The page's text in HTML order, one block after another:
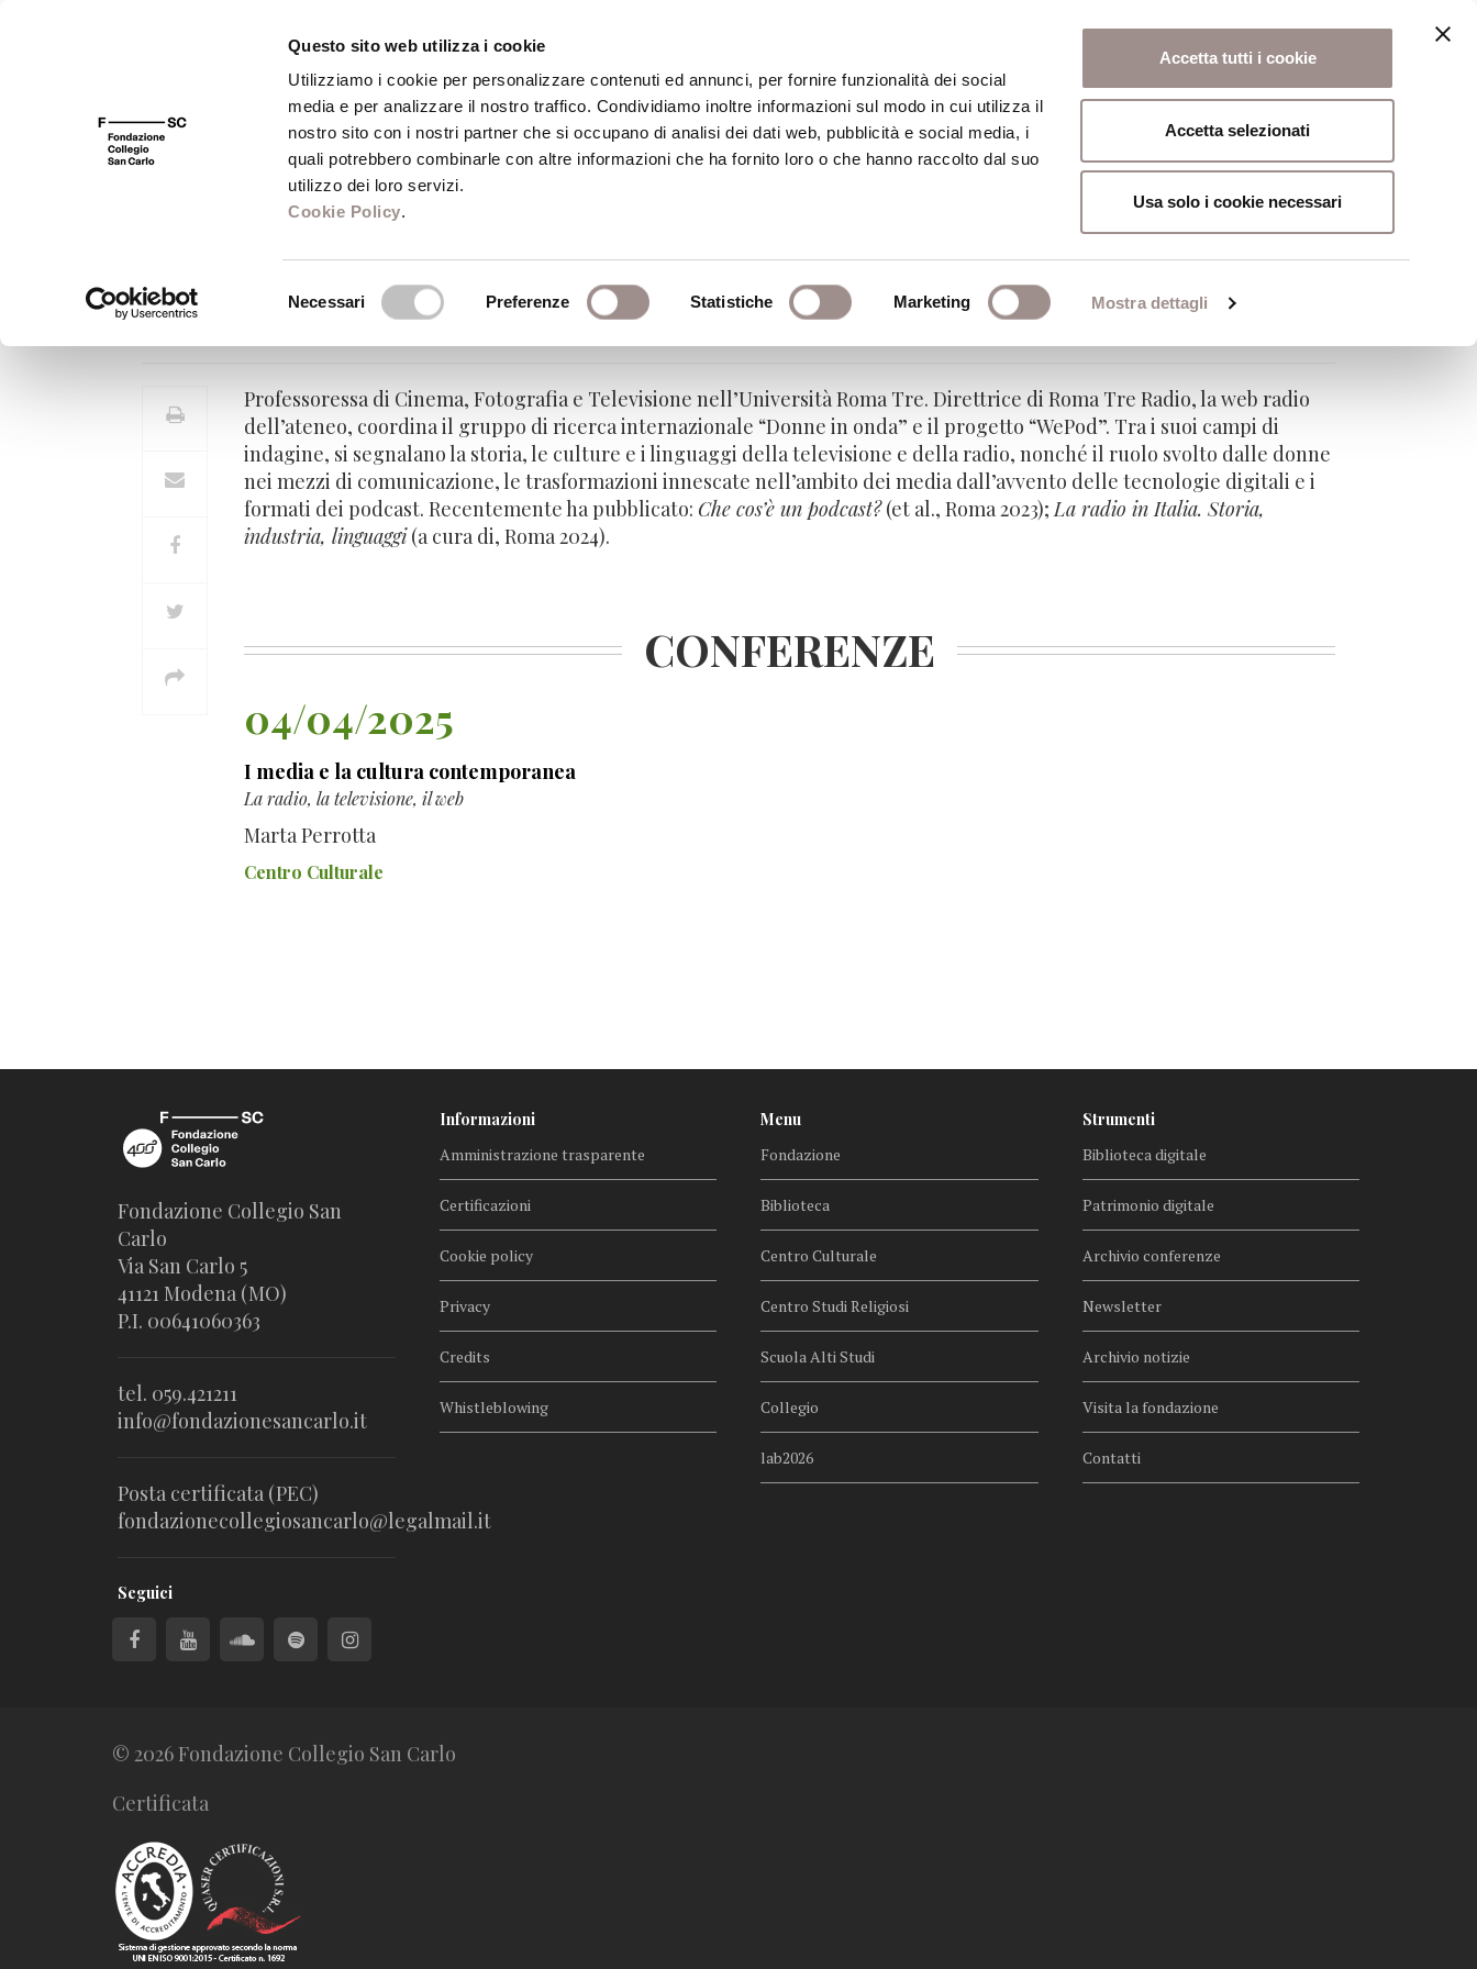
Questo sito web utilizza i cookie
Utilizziamo i cookie per personalizzare contenuti ed annunci, per fornire funzionalità dei social
media e per analizzare il nostro traffico. Condividiamo inoltre informazioni sul modo in cui utilizza il
nostro sito con i nostri partner che si occupano di analisi dei dati web, pubblicità e social media, i
quali potrebbero combinarle con altre informazioni che ha fornito loro o che hanno raccolto dal suo
utilizzo dei loro servizi.
Cookie Policy.
Necessari Preferenze Statistiche Marketing Mostra dettagli
Accetta tutti i cookie
Accetta selezionati
Usa solo i cookie necessari
FSC 400 Fondazione Biblioteca Centro Culturale Centro Studi Religiosi Scuola Alti Studi
Marta Perrotta
Professoressa di Cinema, Fotografia e Televisione nell’Università Roma Tre
Professoressa di Cinema, Fotografia e Televisione nell’Università Roma Tre. Direttrice di Roma Tre Radio, la web radio
dell’ateneo, coordina il gruppo di ricerca internazionale “Donne in onda” e il progetto “WePod”. Tra i suoi campi di
indagine, si segnalano la storia, le culture e i linguaggi della televisione e della radio, nonché il ruolo svolto dalle donne
nei mezzi di comunicazione, le trasformazioni innescate nell’ambito dei media dall’avvento delle tecnologie digitali e i
formati dei podcast. Recentemente ha pubblicato: Che cos’è un podcast?(et al., Roma 2023);La radio in Italia. Storia,
industria, linguaggi(a cura di, Roma 2024).
CONFERENZE
04/04/2025
I media e la cultura contemporanea
La radio, la televisione, il web
Marta Perrotta
Centro Culturale
Fondazione Collegio San
Carlo
Via San Carlo 5
41121 Modena (MO)
P.I. 00641060363
tel. 059.421211
info@fondazionesancarlo.it
Posta certificata (PEC)
fondazionecollegiosancarlo@legalmail.it
Seguici
Informazioni
Amministrazione trasparente
Certificazioni
Cookie policy
Privacy
Credits
Whistleblowing
Menu
Fondazione
Biblioteca
Centro Culturale
Centro Studi Religiosi
Scuola Alti Studi
Collegio
lab2026
Strumenti
Biblioteca digitale
Patrimonio digitale
Archivio conferenze
Newsletter
Archivio notizie
Visita la fondazione
Contatti
© 2026 Fondazione Collegio San Carlo
Certificata